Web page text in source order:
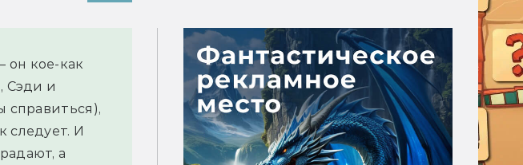
он кое-как
Сэди и
справиться),
следует. И
а